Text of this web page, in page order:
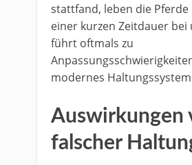
stattfand, leben die
einer kurzen Zeitdauer bei
führt oftmals zu
modernes
Auswirkungen
falscher